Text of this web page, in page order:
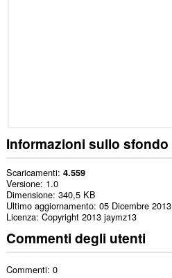
Informazioni sullo sfondo
Scaricamenti 4.559
Versione 1.0
Dimensione 340,5 KB
Ultimo aggiornamento 05 Dicembre 2013
Licenza Copyright 2013 jaymz13
Commenti degli utenti
Commenti: 0